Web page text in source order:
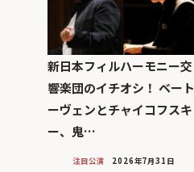
新日本フィルハーモニー交
響楽団のイチオシ！ ベート
ーヴェンとチャイコフスキ
ー、鬼…
注目公演 2026年7月31日